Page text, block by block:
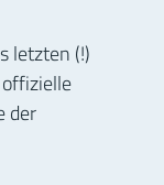
letzten (!)
der